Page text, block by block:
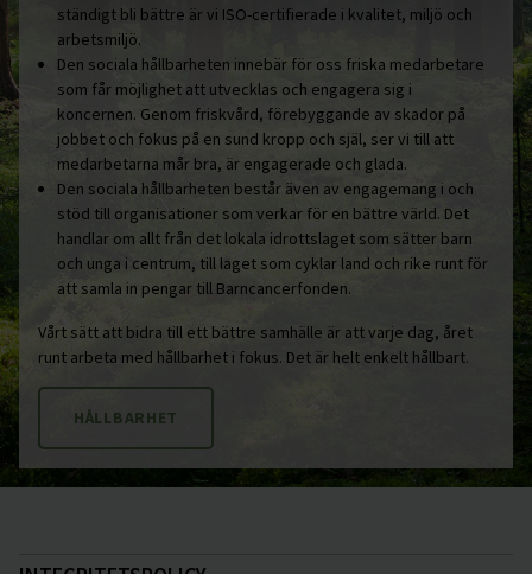
ständigt bli bättre är vi ISO-certifierade i kvalitet, miljö och
arbetsmiljö.
Den sociala hållbarheten innebär för oss friska medarbetare
som får möjlighet att utvecklas och engagera sig i
koncernen. Genom friskvård, förebyggande av skador på
jobbet och fokus på en sund kropp och själ, ser vi till att
medarbetarna mår bra, är engagerade och glada.
Den sociala hållbarheten består även av engagemang i och
stöd till organisationer som verkar för en bättre värld. Det
handlar om allt från det lokala idrottslaget som sätter barn
och unga i centrum, till laget som cyklar land och rike runt för
att samla in pengar till Barncancerfonden.
Vårt sätt att bidra till ett bättre samhälle är att varje dag, året
runt arbeta med hållbarhet i fokus. Det är helt enkelt hållbart.
HÅLLBARHET